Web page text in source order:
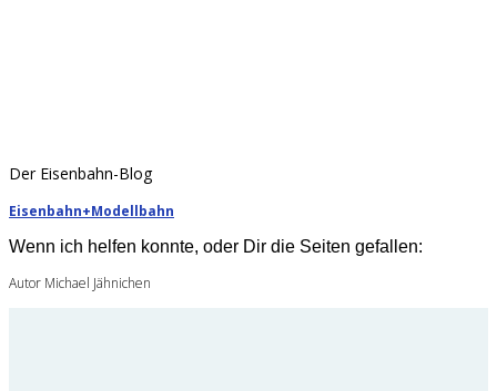
Der Eisenbahn-Blog
Eisenbahn+Modellbahn
Wenn ich helfen konnte, oder Dir die Seiten gefallen:
Autor Michael Jähnichen